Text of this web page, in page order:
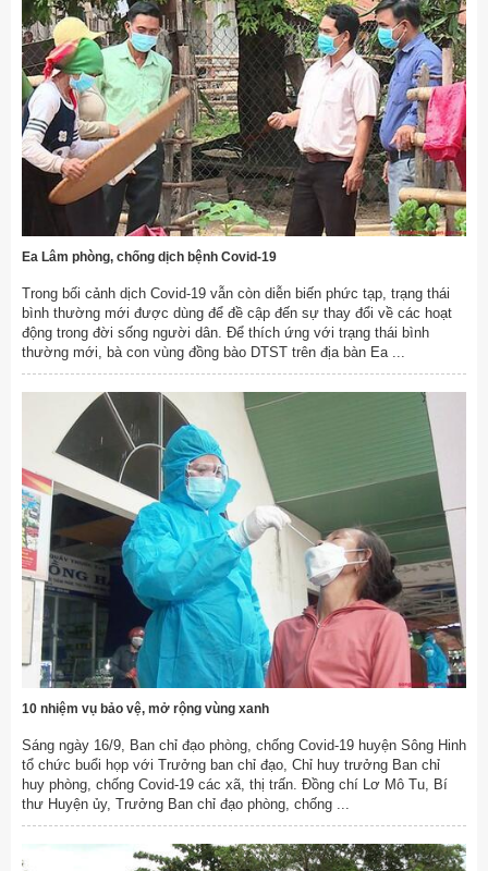
Ea Lâm phòng, chống dịch bệnh Covid-19
Trong bối cảnh dịch Covid-19 vẫn còn diễn biến phức tạp, trạng thái
bình thường mới được dùng để đề cập đến sự thay đổi về các hoạt
động trong đời sống người dân. Để thích ứng với trạng thái bình
thường mới, bà con vùng đồng bào DTST trên địa bàn Ea ...
10 nhiệm vụ bảo vệ, mở rộng vùng xanh
Sáng ngày 16/9, Ban chỉ đạo phòng, chống Covid-19 huyện Sông Hinh
tổ chức buổi họp với Trưởng ban chỉ đạo, Chỉ huy trưởng Ban chỉ
huy phòng, chống Covid-19 các xã, thị trấn. Đồng chí Lơ Mô Tu, Bí
thư Huyện ủy, Trưởng Ban chỉ đạo phòng, chống ...